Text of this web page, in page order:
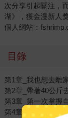
次分享引起關注，
湖》，獲金漫新人
個人網站：
目錄
第1章_我也想去離
第2章_帶著40公斤
第3章_第一次掌握
第4章_想成為很酷